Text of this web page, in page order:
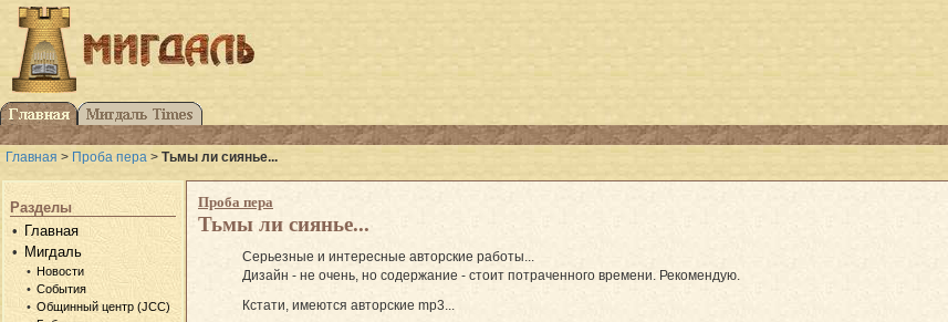
Главная > Проба пера > Тьмы ли сиянье...
Разделы
Главная
Мигдаль
Новости
События
Общинный центр (JCC)
Проба пера
Тьмы ли сиянье...
Серьезные и интересные авторские работы...
Дизайн - не очень, но содержание - стоит потраченного времени. Рекомендую.
Кстати, имеются авторские mp3...